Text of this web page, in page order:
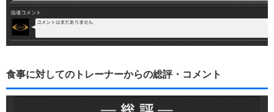
食事に対してのトレーナーからの総評・コメント